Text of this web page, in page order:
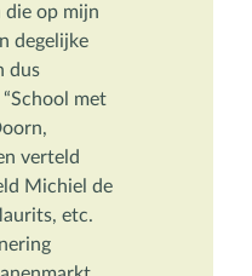
die op mijn
degelijke
dus
met
verteld
Michiel de
etc.